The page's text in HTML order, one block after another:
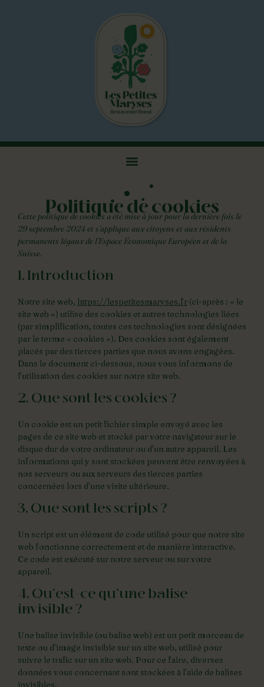
Politique de cookies
Cette politique de cookies a été mise à jour pour la dernière fois le
29 septembre 2024 et s’applique aux citoyens et aux résidents
permanents légaux de l’Espace Économique Européen et de la
Suisse.
1. Introduction
Notre site web, https://lespetitesmaryses.fr (ci-après : « le
site web ») utilise des cookies et autres technologies liées
(par simplification, toutes ces technologies sont désignées
par le terme « cookies »). Des cookies sont également
placés par des tierces parties que nous avons engagées.
Dans le document ci-dessous, nous vous informons de
l’utilisation des cookies sur notre site web.
2. Que sont les cookies ?
Un cookie est un petit fichier simple envoyé avec les
pages de ce site web et stocké par votre navigateur sur le
disque dur de votre ordinateur ou d’un autre appareil. Les
informations qui y sont stockées peuvent être renvoyées à
nos serveurs ou aux serveurs des tierces parties
concernées lors d’une visite ultérieure.
3. Que sont les scripts ?
Un script est un élément de code utilisé pour que notre site
web fonctionne correctement et de manière interactive.
Ce code est exécuté sur notre serveur ou sur votre
appareil.
4. Qu’est-ce qu’une balise
invisible ?
Une balise invisible (ou balise web) est un petit morceau de
texte ou d’image invisible sur un site web, utilisé pour
suivre le trafic sur un site web. Pour ce faire, diverses
données vous concernant sont stockées à l’aide de balises
invisibles.